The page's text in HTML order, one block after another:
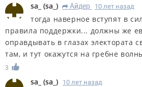
sa_ (sa_ ) R Айдер 10 лет назад
тогда наверное вступят в
правила поддержки... должны же
оправдывать в глазах электората
там, и тут окажутся на гребне
3
sa_ (sa_ ) 10 лет назад